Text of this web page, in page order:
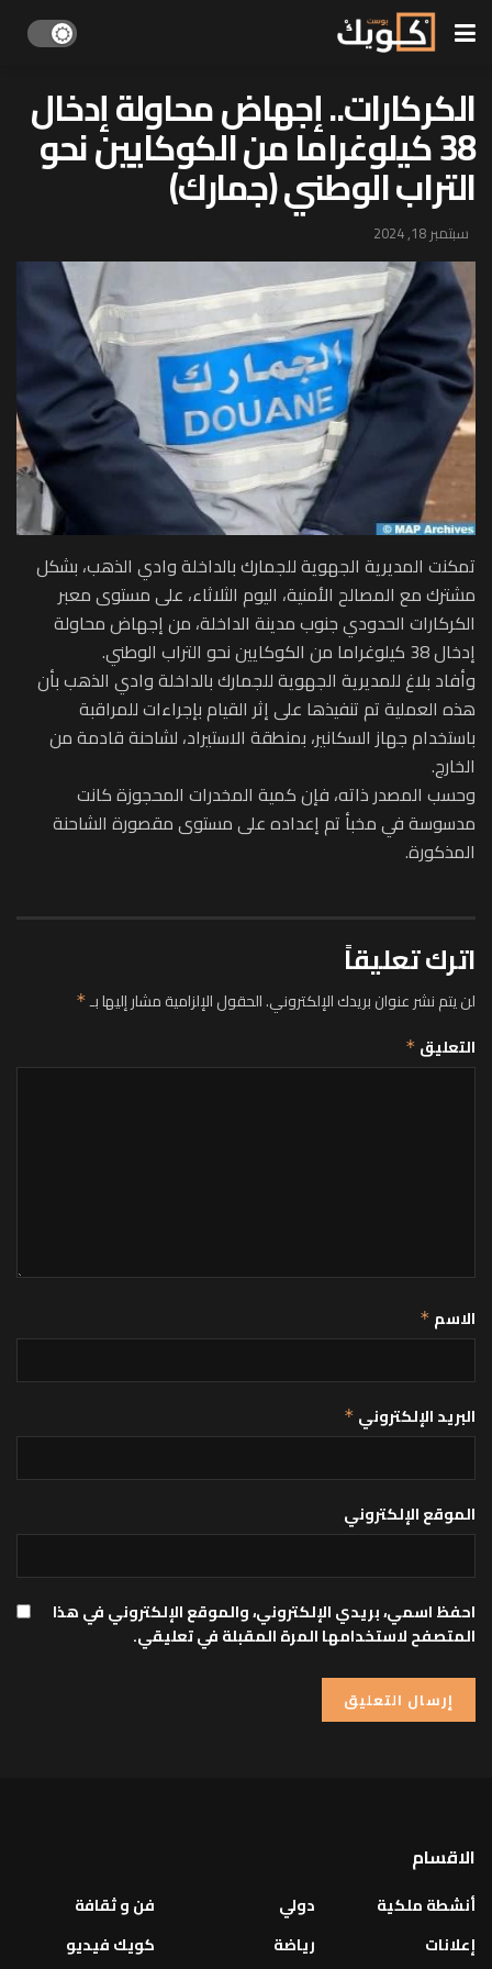
الكركارات.. إجهاض محاولة إدخال
38 كيلوغراما من الكوكايين نحو
التراب الوطني (جمارك)
سبتمبر 18, 2024
تمكنت المديرية الجهوية للجمارك بالداخلة وادي الذهب، بشكل
مشترك مع المصالح الأمنية، اليوم الثلاثاء، على مستوى معبر
الكركارات الحدودي جنوب مدينة الداخلة، من إجهاض محاولة
إدخال 38 كيلوغراما من الكوكايين نحو التراب الوطني.
وأفاد بلاغ للمديرية الجهوية للجمارك بالداخلة وادي الذهب بأن
هذه العملية تم تنفيذها على إثر القيام بإجراءات للمراقبة
باستخدام جهاز السكانير، بمنطقة الاستيراد، لشاحنة قادمة من
الخارج.
وحسب المصدر ذاته، فإن كمية المخدرات المحجوزة كانت
مدسوسة في مخبأ تم إعداده على مستوى مقصورة الشاحنة
المذكورة.
اترك تعليقاً
لن يتم نشر عنوان بريدك الإلكتروني.الحقول الإلزامية مشار إليها بـ*
التعليق *
الاسم *
البريد الإلكتروني *
الموقع الإلكتروني
احفظ اسمي، بريدي الإلكتروني، والموقع الإلكتروني في هذا
المتصفح لاستخدامها المرة المقبلة في تعليقي.
الاقسام
أنشطة ملكية
إعلانات
دولي
رياضة
فن و ثقافة
كويك فيديو